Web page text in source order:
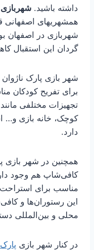
داشته باشید. شهربازی
همشهریهای اصفهانی
شهربازی در اصفهان
گردان این استقبال
شهر بازی پارک
برای تفریح کودکان
تجهیزات مختلفی
کوچک، خانه بازی و…
دارد.
همچنین در شهر بازی
کافی‌شاپ هم وجود
مناسب برای استراحت
این رستوران‌ها و
محلی و بین‌المللی
در کنار شهر بازی